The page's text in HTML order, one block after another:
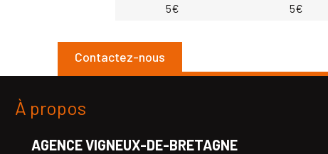
5€ 5€
Contactez-nous
À propos
AGENCE VIGNEUX-DE-BRETAGNE